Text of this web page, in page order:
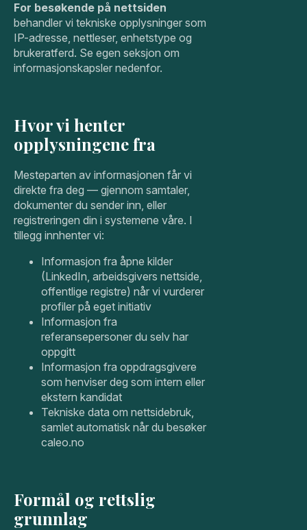
For besøkende på nettsiden
behandler vi tekniske opplysninger som
IP-adresse, nettleser, enhetstype og
brukeratferd. Se egen seksjon om
informasjonskapsler nedenfor.
Hvor vi henter
opplysningene fra
Mesteparten av informasjonen får vi
direkte fra deg — gjennom samtaler,
dokumenter du sender inn, eller
registreringen din i systemene våre. I
tillegg innhenter vi:
Informasjon fra åpne kilder
(LinkedIn, arbeidsgivers nettside,
offentlige registre) når vi vurderer
profiler på eget initiativ
Informasjon fra
referansepersoner du selv har
oppgitt
Informasjon fra oppdragsgivere
som henviser deg som intern eller
ekstern kandidat
Tekniske data om nettsidebruk,
samlet automatisk når du besøker
caleo.no
Formål og rettslig
grunnlag